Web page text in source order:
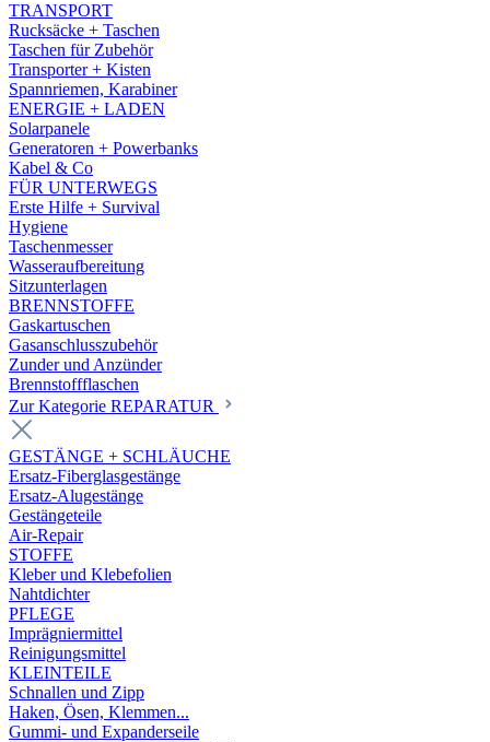
TRANSPORT
Rucksäcke + Taschen
Taschen für Zubehör
Transporter + Kisten
Spannriemen, Karabiner
ENERGIE + LADEN
Solarpanele
Generatoren + Powerbanks
Kabel & Co
FÜR UNTERWEGS
Erste Hilfe + Survival
Hygiene
Taschenmesser
Wasseraufbereitung
Sitzunterlagen
BRENNSTOFFE
Gaskartuschen
Gasanschlusszubehör
Zunder und Anzünder
Brennstoffflaschen
Zur Kategorie REPARATUR
GESTÄNGE + SCHLÄUCHE
Ersatz-Fiberglasgestänge
Ersatz-Alugestänge
Gestängeteile
Air-Repair
STOFFE
Kleber und Klebefolien
Nahtdichter
PFLEGE
Imprägniermittel
Reinigungsmittel
KLEINTEILE
Schnallen und Zipp
Haken, Ösen, Klemmen...
Gummi- und Expanderseile